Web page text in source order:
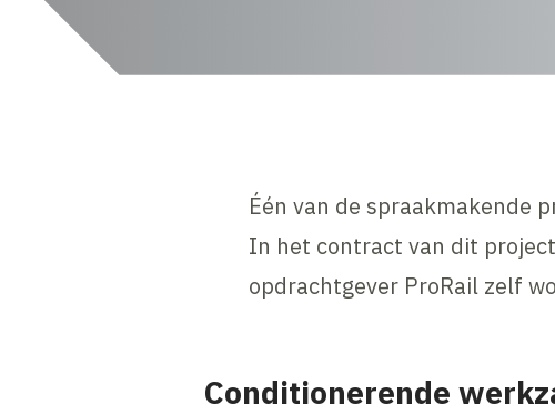
Één van de spraakmakende
In het contract van dit
opdrachtgever ProRail zelf
Conditionerende